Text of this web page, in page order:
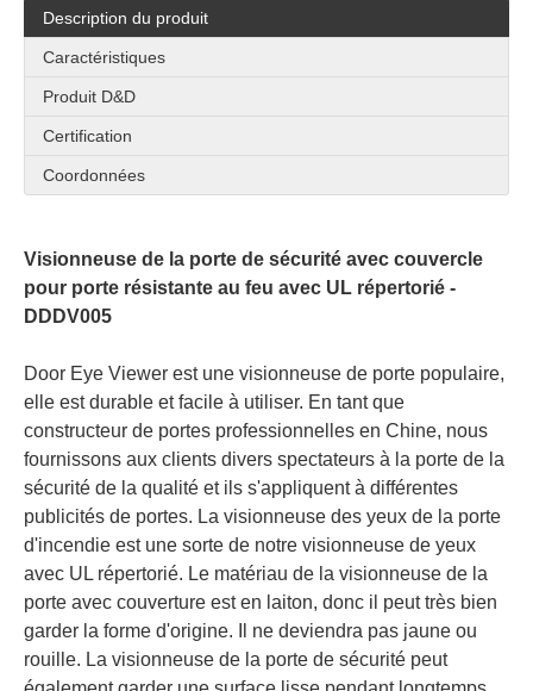
Description du produit
Caractéristiques
Produit D&D
Certification
Coordonnées
Visionneuse de la porte de sécurité avec couvercle
pour porte résistante au feu avec UL répertorié -
DDDV005
Door Eye Viewer est une visionneuse de porte populaire,
elle est durable et facile à utiliser. En tant que
constructeur de portes professionnelles en Chine, nous
fournissons aux clients divers spectateurs à la porte de la
sécurité de la qualité et ils s'appliquent à différentes
publicités de portes. La visionneuse des yeux de la porte
d'incendie est une sorte de notre visionneuse de yeux
avec UL répertorié. Le matériau de la visionneuse de la
porte avec couverture est en laiton, donc il peut très bien
garder la forme d'origine. Il ne deviendra pas jaune ou
rouille. La visionneuse de la porte de sécurité peut